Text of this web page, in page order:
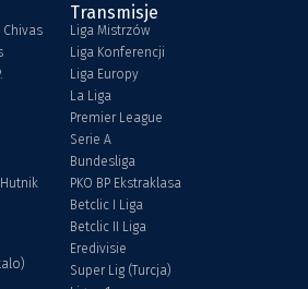
Chivas
Transmisje
Liga Mistrzów
Liga Konferencji
Liga Europy
La Liga
Premier League
Serie A
Bundesliga
PKO BP Ekstraklasa
Betclic I Liga
Betclic II Liga
Eredivisie
Super Lig (Turcja)